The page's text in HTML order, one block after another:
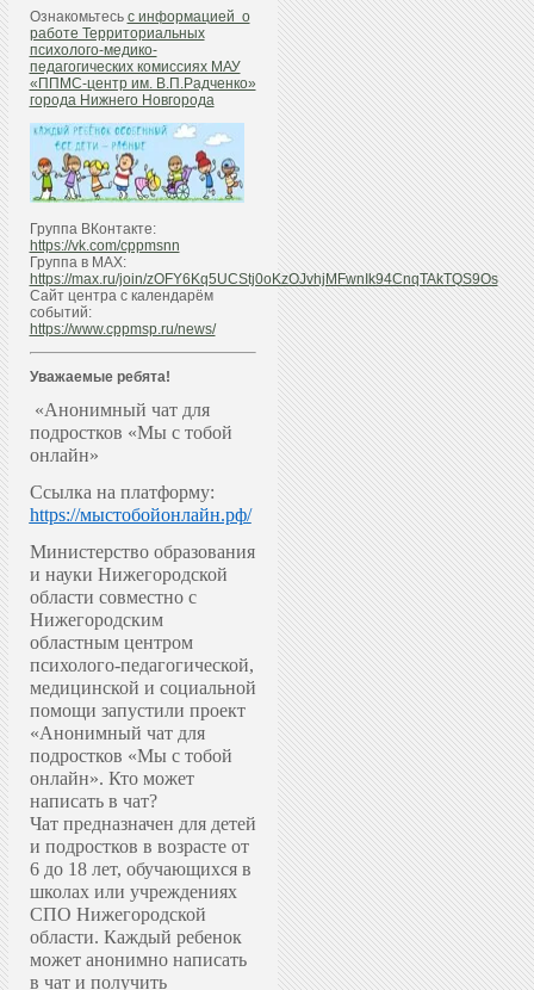
Ознакомьтесь с информацией о
работе Территориальных
психолого-медико-
педагогических комиссиях МАУ
«ППМС-центр им. В.П.Радченко»
города Нижнего Новгорода
Группа ВКонтакте:
https://vk.com/cppmsnn
Группа в МАХ:
https://max.ru/join/zOFY6Kq5UCStj0oKzOJvhjMFwnIk94CnqTAkTQS9Os
Сайт центра с календарём
событий:
https://www.cppmsp.ru/news/
Уважаемые ребята!
«Анонимный чат для
подростков «Мы с тобой
онлайн»
Ссылка на платформу:
https://мыстобойонлайн.рф/
Министерство образования
и науки Нижегородской
области совместно с
Нижегородским
областным центром
психолого-педагогической,
медицинской и социальной
помощи запустили проект
«Анонимный чат для
подростков «Мы с тобой
онлайн». Кто может
написать в чат?
Чат предназначен для детей
и подростков в возрасте от
6 до 18 лет, обучающихся в
школах или учреждениях
СПО Нижегородской
области. Каждый ребенок
может анонимно написать
в чат и получить